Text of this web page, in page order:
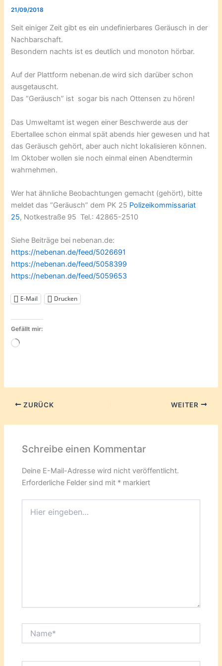
21/09/2018
Seit einiger Zeit gibt es ein undefinierbares Geräusch in der
Nachbarschaft.
Besondern nachts ist es deutlich und monoton hörbar.
Auf der Plattform nebenan.de wird sich darüber schon
ausgetauscht.
Das “Geräusch” ist sogar bis nach Ottensen zu hören!
Das Umweltamt ist wegen einer Beschwerde aus der
Ebertallee schon einmal spät abends hier gewesen und hat
das Geräusch gehört, aber auch nicht lokalisieren können.
Im Oktober wollen sie noch einmal einen Abendtermin
wahrnehmen.
Wer hat ähnliche Beobachtungen gemacht (gehört), bitte
meldet das “Geräusch” dem PK 25 Polizeikommissariat
25, Notkestraße 95 Tel.: 42865-2510
Siehe Beiträge bei nebenan.de:
https://nebenan.de/feed/5026691
https://nebenan.de/feed/5058399
https://nebenan.de/feed/5059653
E-Mail Drucken
Gefällt mir:
Wird
ZURÜCK WEITER
Schreibe einen Kommentar
Deine E-Mail-Adresse wird nicht veröffentlicht.
Erforderliche Felder sind mit * markiert
eingeben…